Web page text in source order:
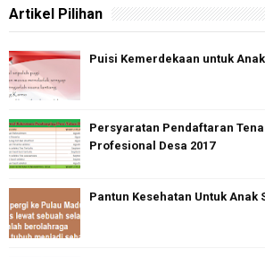
Artikel Pilihan
Puisi Kemerdekaan untuk Anak
Persyaratan Pendaftaran
Profesional Desa 2017
Pantun Kesehatan Untuk Anak